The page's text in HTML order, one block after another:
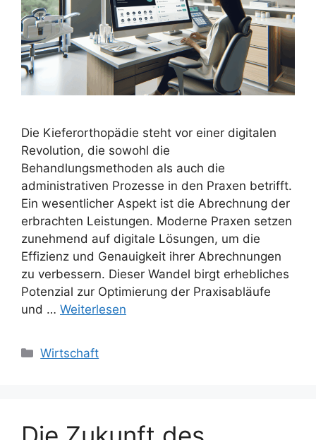
Die Kieferorthopädie steht vor einer digitalen
Revolution, die sowohl die
Behandlungsmethoden als auch die
administrativen Prozesse in den Praxen betrifft.
Ein wesentlicher Aspekt ist die Abrechnung der
erbrachten Leistungen. Moderne Praxen setzen
zunehmend auf digitale Lösungen, um die
Effizienz und Genauigkeit ihrer Abrechnungen
zu verbessern. Dieser Wandel birgt erhebliches
Potenzial zur Optimierung der Praxisabläufe
und … Weiterlesen
Kategorien
Wirtschaft